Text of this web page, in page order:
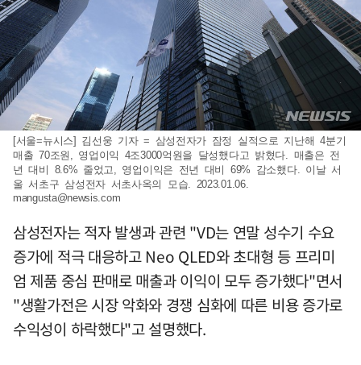
[서울=뉴시스] 김선웅 기자 = 삼성전자가 잠정 실적으로 지난해 4분기
매출 70조원, 영업이익 4조3000억원을 달성했다고 밝혔다. 매출은 전
년 대비 8.6% 줄었고, 영업이익은 전년 대비 69% 감소했다. 이날 서
울 서초구 삼성전자 서초사옥의 모습. 2023.01.06.
mangusta@newsis.com
삼성전자는 적자 발생과 관련 "VD는 연말 성수기 수요
증가에 적극 대응하고 Neo QLED와 초대형 등 프리미
엄 제품 중심 판매로 매출과 이익이 모두 증가했다"면서
"생활가전은 시장 악화와 경쟁 심화에 따른 비용 증가로
수익성이 하락했다"고 설명했다.